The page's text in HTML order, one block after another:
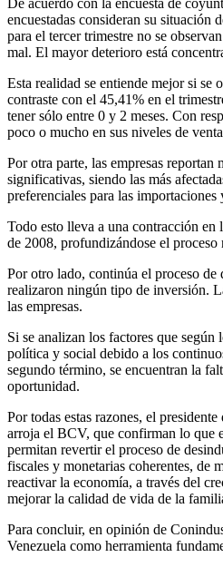
encuestadas consideran su situación
para el tercer trimestre no se
mal. El mayor deterioro está
Esta realidad se entiende mejor si se
contraste con el 45,41% en el
tener sólo entre 0 y 2 meses. Con
poco o mucho en sus niveles de
Por otra parte, las empresas reportan
significativas, siendo las más
preferenciales para las
Todo esto lleva a una contracción en
de 2008, profundizándose el proceso
Por otro lado, continúa el proceso de
realizaron ningún tipo de inversión.
las empresas.
Si se analizan los factores que
política y social debido a los
segundo término, se encuentran la
oportunidad.
Por todas estas razones, el
arroja el BCV, que confirman lo que
permitan revertir el proceso de
fiscales y monetarias coherentes, de
reactivar la economía, a través del
mejorar la calidad de vida de la
Para concluir, en opinión de
Venezuela como herramienta